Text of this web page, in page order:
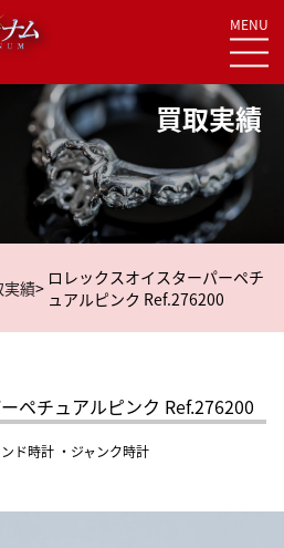
MENU
買取実績
実績> ロレックスオイスターパーペチ
ュアルピンク Ref.276200
ペチュアルピンク Ref.276200
ド時計 ・ジャンク時計